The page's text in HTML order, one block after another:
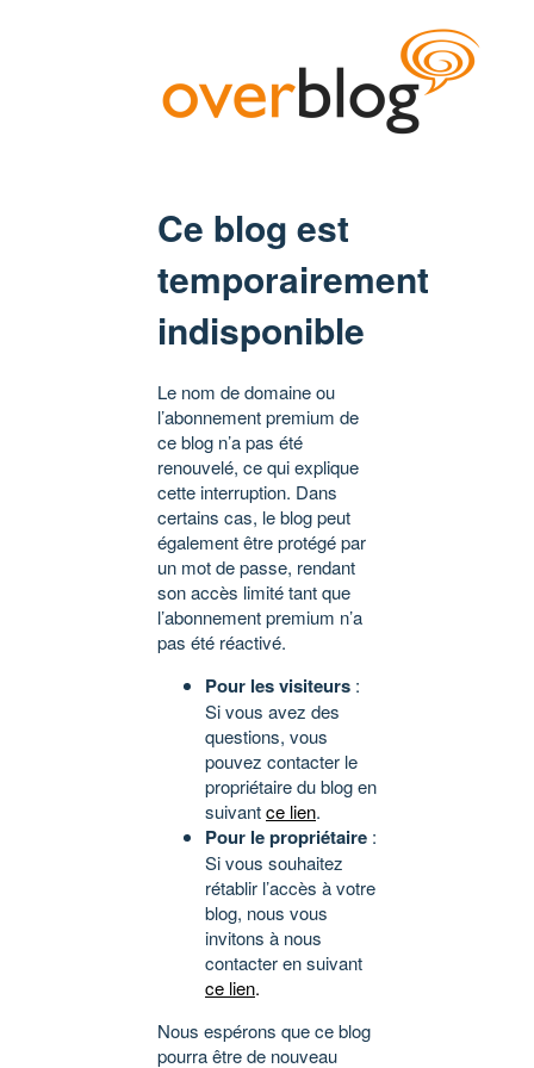
Ce blog est
temporairement
indisponible
Le nom de domaine ou
l’abonnement premium de
ce blog n’a pas été
renouvelé, ce qui explique
cette interruption. Dans
certains cas, le blog peut
également être protégé par
un mot de passe, rendant
son accès limité tant que
l’abonnement premium n’a
pas été réactivé.
Pour les visiteurs :
Si vous avez des
questions, vous
pouvez contacter le
propriétaire du blog en
suivantce lien.
Pour le propriétaire :
Si vous souhaitez
rétablir l’accès à votre
blog, nous vous
invitons à nous
contacter en suivant
ce lien.
Nous espérons que ce blog
pourra être de nouveau